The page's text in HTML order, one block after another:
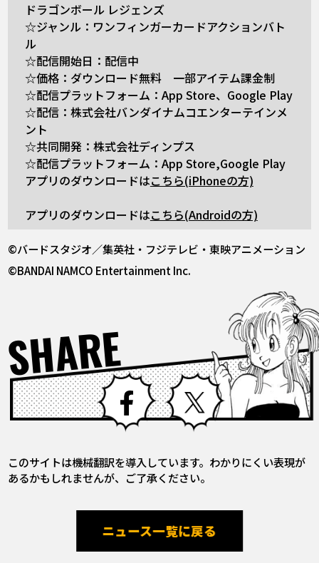
ドラゴンボール レジェンズ
☆ジャンル：ワンフィンガーカードアクションバト
ル
☆配信開始日：配信中
☆価格：ダウンロード無料 一部アイテム課金制
☆配信プラットフォーム：App Store、Google Play
☆配信：株式会社バンダイナムコエンターテインメ
ント
☆共同開発：株式会社ディンプス
☆配信プラットフォーム：App Store,Google Play
アプリのダウンロードはこちら(iPhoneの方)
アプリのダウンロードはこちら(Androidの方)
©バードスタジオ／集英社・フジテレビ・東映アニメーション
©BANDAI NAMCO Entertainment Inc.
SHARE Facebook X
このサイトは機械翻訳を導入しています。わかりにくい表現が
あるかもしれませんが、ご了承ください。
ニュース一覧に戻る